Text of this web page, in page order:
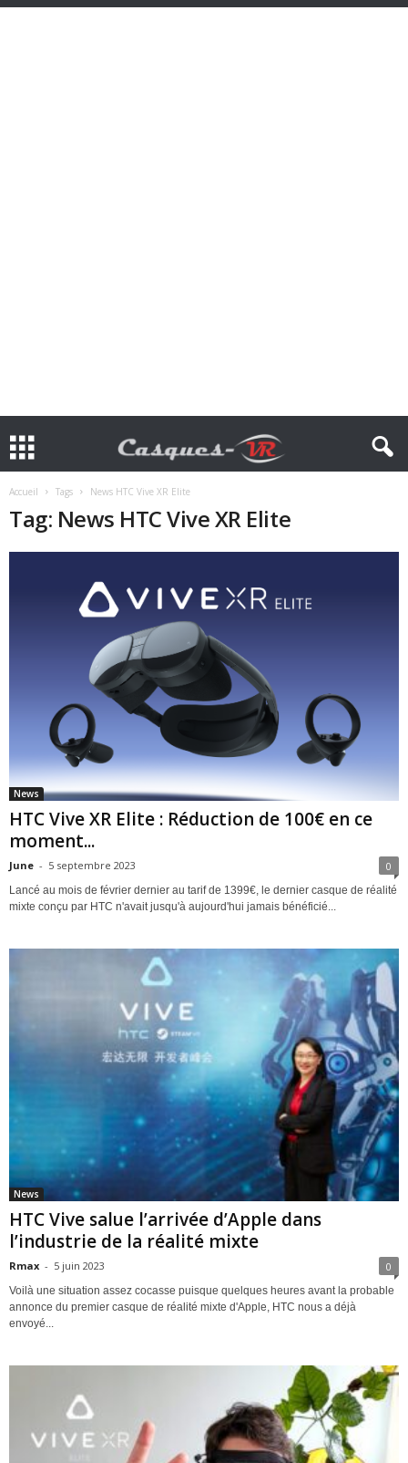
Accueil Tags News HTC Vive XR Elite
Tag: News HTC Vive XR Elite
News
HTC Vive XR Elite : Réduction de 100€ en ce
moment...
June - 5 septembre 2023 0
Lancé au mois de février dernier au tarif de 1399€, le dernier casque de réalité
mixte conçu par HTC n'avait jusqu'à aujourd'hui jamais bénéficié...
News
HTC Vive salue l’arrivée d’Apple dans
l’industrie de la réalité mixte
Rmax - 5 juin 2023 0
Voilà une situation assez cocasse puisque quelques heures avant la probable
annonce du premier casque de réalité mixte d'Apple, HTC nous a déjà
envoyé...